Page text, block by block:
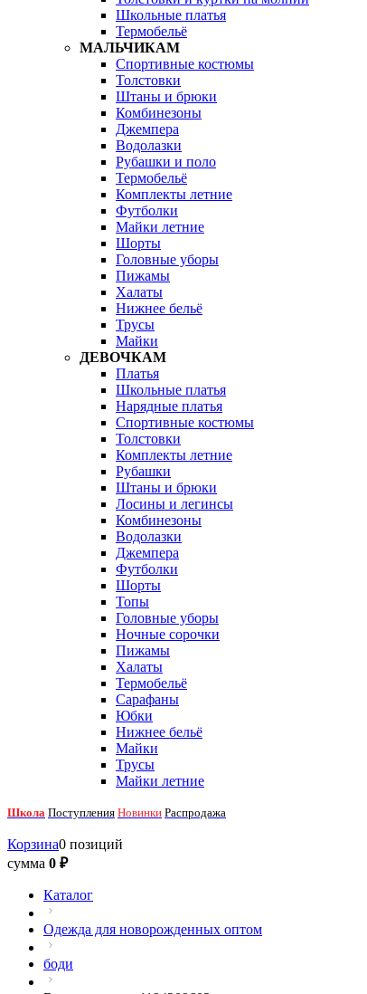
Школьные платья
Термобельё
МАЛЬЧИКАМ
Спортивные костюмы
Толстовки
Штаны и брюки
Комбинезоны
Джемпера
Водолазки
Рубашки и поло
Термобельё
Комплекты летние
Футболки
Майки летние
Шорты
Головные уборы
Пижамы
Халаты
Нижнее бельё
Трусы
Майки
ДЕВОЧКАМ
Платья
Школьные платья
Нарядные платья
Спортивные костюмы
Толстовки
Комплекты летние
Рубашки
Штаны и брюки
Лосины и легинсы
Комбинезоны
Водолазки
Джемпера
Футболки
Шорты
Топы
Головные уборы
Ночные сорочки
Пижамы
Халаты
Термобельё
Сарафаны
Юбки
Нижнее бельё
Майки
Трусы
Майки летние
Школа Поступления Новинки Распродажа
Корзина0 позиций
сумма 0 ₽
Каталог
Одежда для новорожденных оптом
боди